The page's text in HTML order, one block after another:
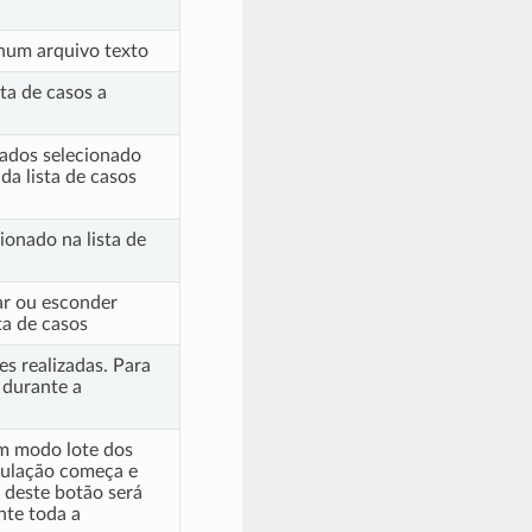
arquivo texto
de casos a
selecionado
lista de casos
na lista de
ou esconder
de casos
realizadas. Para
a
modo lote dos
começa e
botão será
toda a